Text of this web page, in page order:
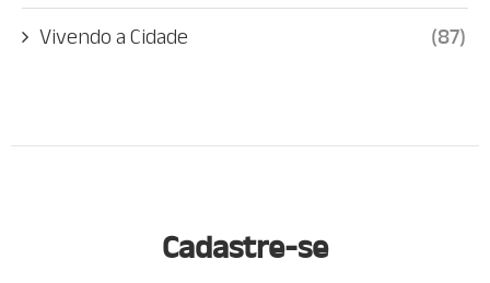
Vivendo a Cidade (87)
Cadastre-se